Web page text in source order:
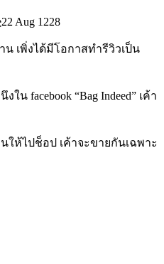
22 Aug 1228
เพิ่งได้มีโอกาสทำรีวิวเป็น
น facebook “Bag Indeed” เค้า
ให้ไปช็อป เค้าจะขายกันเฉพาะ